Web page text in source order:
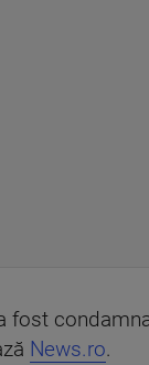
fost
News.ro.